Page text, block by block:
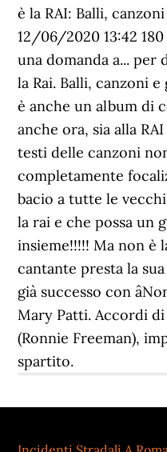
è la RAI: Balli,
12/06/2020 13:42 180
una domanda a... per
la Rai. Balli, canzoni
è anche un album di
anche ora, sia alla
testi delle canzoni
completamente
bacio a tutte le
la rai e che possa un
insieme!!!!! Ma non è
cantante presta la
già successo con
Mary Patti. Accordi di
(Ronnie Freeman),
spartito.